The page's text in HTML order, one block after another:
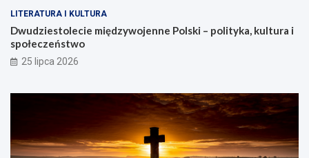
LITERATURA I KULTURA
Dwudziestolecie międzywojenne Polski – polityka, kultura i
społeczeństwo
25 lipca 2026